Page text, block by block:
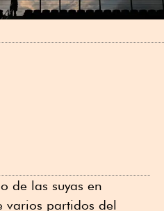
de las suyas en
varios partidos del